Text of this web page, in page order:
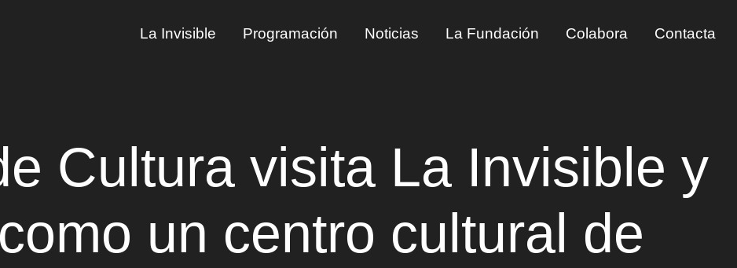
La Invisible Programación Noticias La Fundación Colabora Contacta
Cultura visita La Invisible y
un centro cultural de